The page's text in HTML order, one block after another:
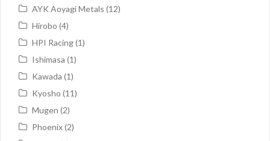
AYK Aoyagi Metals (12)
Hirobo (4)
HPI Racing(1)
Ishimasa (1)
Kawada (1)
Kyosho (11)
Mugen (2)
Phoenix(2)